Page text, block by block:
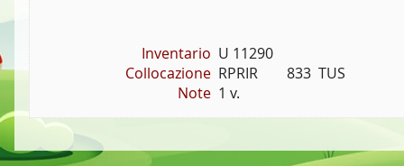
Inventario U 11290
Collocazione RPRIR        833  TUS
Note 1 v.